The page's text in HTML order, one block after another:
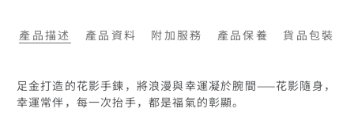
產品描述 產品資料 附加服務 產品保養 貨品包裝
足金打造的花影手鍊，將浪漫與幸運凝於腕間——花影隨身，
幸運常伴，每一次抬手，都是福氣的彰顯。